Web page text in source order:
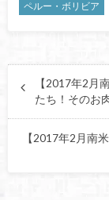
ペルー・ボリビア
【2017年2月
たち！そのお
【2017年2月南